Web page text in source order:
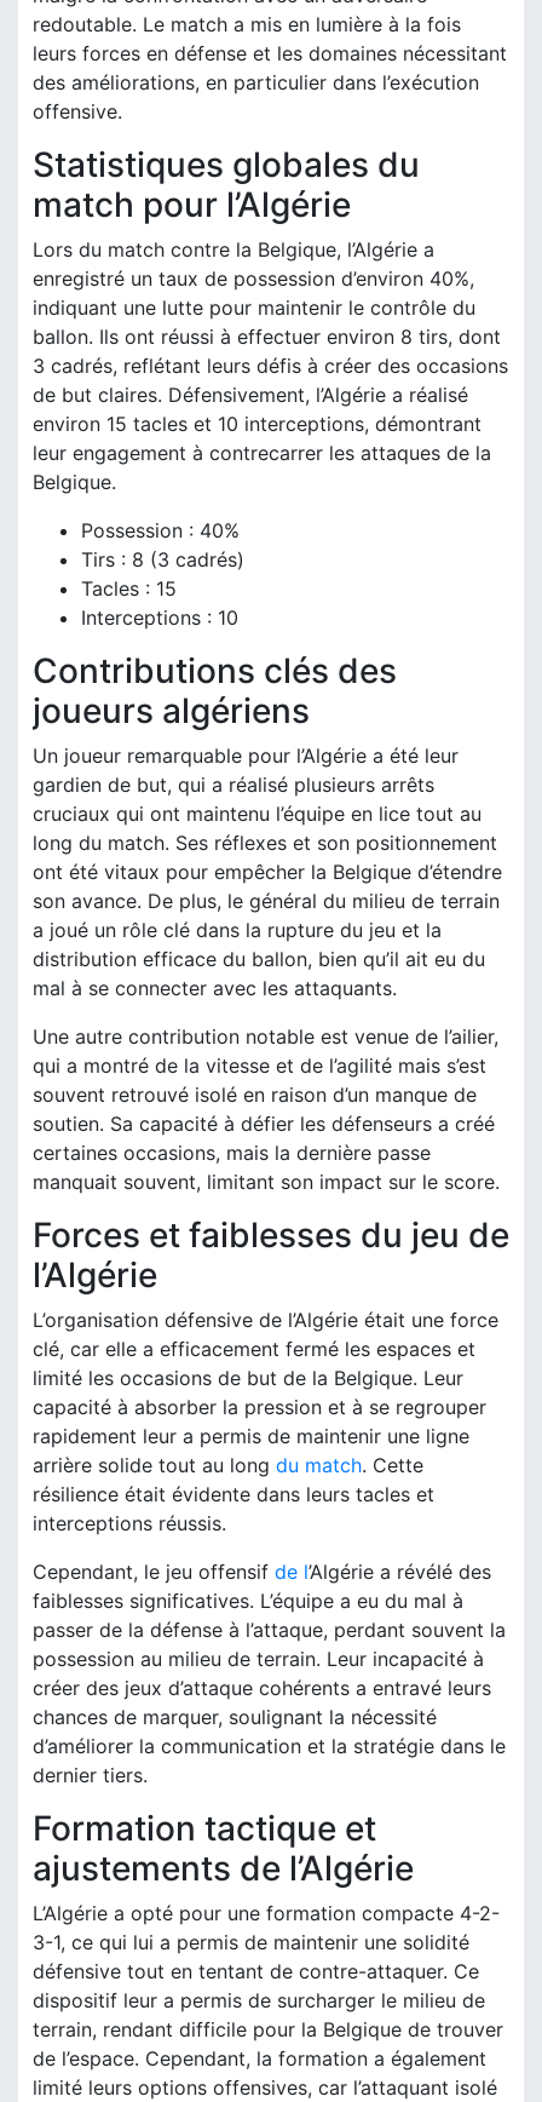
redoutable. Le match a mis en lumière à la fois
leurs forces en défense et les domaines nécessitant
des améliorations, en particulier dans l’exécution
offensive.
Statistiques globales du
match pour l’Algérie
Lors du match contre la Belgique, l’Algérie a
enregistré un taux de possession d’environ 40%,
indiquant une lutte pour maintenir le contrôle du
ballon. Ils ont réussi à effectuer environ 8 tirs, dont
3 cadrés, reflétant leurs défis à créer des occasions
de but claires. Défensivement, l’Algérie a réalisé
environ 15 tacles et 10 interceptions, démontrant
leur engagement à contrecarrer les attaques de la
Belgique.
Possession : 40%
Tirs : 8 (3 cadrés)
Tacles : 15
Interceptions : 10
Contributions clés des
joueurs algériens
Un joueur remarquable pour l’Algérie a été leur
gardien de but, qui a réalisé plusieurs arrêts
cruciaux qui ont maintenu l’équipe en lice tout au
long du match. Ses réflexes et son positionnement
ont été vitaux pour empêcher la Belgique d’étendre
son avance. De plus, le général du milieu de terrain
a joué un rôle clé dans la rupture du jeu et la
distribution efficace du ballon, bien qu’il ait eu du
mal à se connecter avec les attaquants.
Une autre contribution notable est venue de l’ailier,
qui a montré de la vitesse et de l’agilité mais s’est
souvent retrouvé isolé en raison d’un manque de
soutien. Sa capacité à défier les défenseurs a créé
certaines occasions, mais la dernière passe
manquait souvent, limitant son impact sur le score.
Forces et faiblesses du jeu de
l’Algérie
L’organisation défensive de l’Algérie était une force
clé, car elle a efficacement fermé les espaces et
limité les occasions de but de la Belgique. Leur
capacité à absorber la pression et à se regrouper
rapidement leur a permis de maintenir une ligne
arrière solide tout au long du match. Cette
résilience était évidente dans leurs tacles et
interceptions réussis.
Cependant, le jeu offensif de l’Algérie a révélé des
faiblesses significatives. L’équipe a eu du mal à
passer de la défense à l’attaque, perdant souvent la
possession au milieu de terrain. Leur incapacité à
créer des jeux d’attaque cohérents a entravé leurs
chances de marquer, soulignant la nécessité
d’améliorer la communication et la stratégie dans le
dernier tiers.
Formation tactique et
ajustements de l’Algérie
L’Algérie a opté pour une formation compacte 4-2-
3-1, ce qui lui a permis de maintenir une solidité
défensive tout en tentant de contre-attaquer. Ce
dispositif leur a permis de surcharger le milieu de
terrain, rendant difficile pour la Belgique de trouver
de l’espace. Cependant, la formation a également
limité leurs options offensives, car l’attaquant isolé